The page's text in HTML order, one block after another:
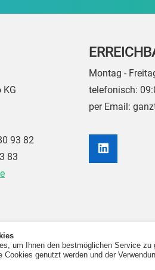
KG
93 82
83
Montag -
telefonisch:
per Email:
um Ihnen den bestmöglichen Service
Cookies genutzt werden und der